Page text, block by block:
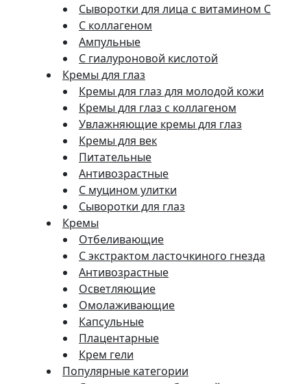
Сыворотки для лица с витамином C
С коллагеном
Ампульные
С гиалуроновой кислотой
Кремы для глаз
Кремы для глаз для молодой кожи
Кремы для глаз с коллагеном
Увлажняющие кремы для глаз
Кремы для век
Питательные
Антивозрастные
С муцином улитки
Сыворотки для глаз
Кремы
Отбеливающие
С экстрактом ласточкиного гнезда
Антивозрастные
Осветляющие
Омолаживающие
Капсульные
Плацентарные
Крем гели
Популярные категории